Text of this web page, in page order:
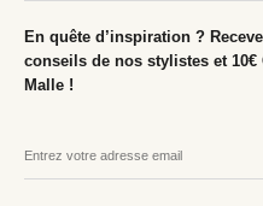
En quête d’inspiration ?
conseils de nos stylistes et 10€
Malle !